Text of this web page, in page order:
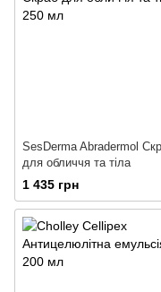
SesDerma Abradermol
для обличчя та тіла
1 435 грн